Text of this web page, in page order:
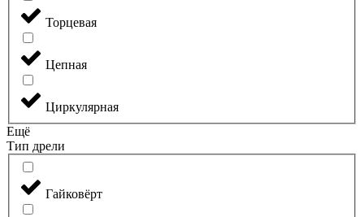
Торцевая
Цепная
Циркулярная
Ещё
Тип дрели
Гайковёрт